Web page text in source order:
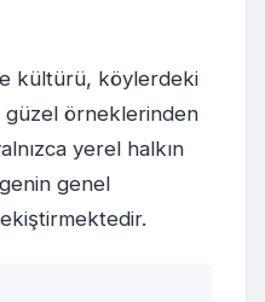
kültürü, köylerdeki
güzel örneklerinden
yerel halkın
genel